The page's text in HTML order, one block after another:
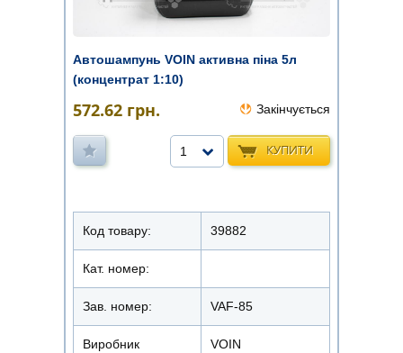
Автошампунь VOIN активна піна 5л
(концентрат 1:10)
572.62 грн. Закінчується
КУПИТИ
1
Код товару: 39882
Кат. номер:
Зав. номер: VAF-85
Виробник VOIN